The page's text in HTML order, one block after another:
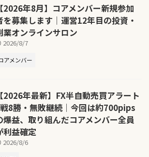
【2026年8月】コアメンバー新規参加
を募集します｜運営12年目の投資・
業オンラインサロン
2026/8/7
アメンバー
【2026年最新】FX半自動売買アラート
8勝・無敗継続｜今回は約700pips
爆益、取り組んだコアメンバー全員
利益確定
2026/8/6